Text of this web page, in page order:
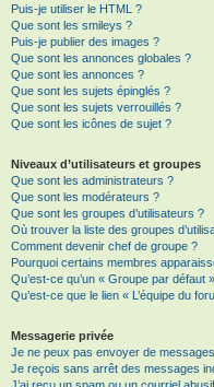
Puis-je utiliser le HTML ?
Que sont les smileys ?
Puis-je publier des images ?
Que sont les annonces globales ?
Que sont les annonces ?
Que sont les sujets épinglés ?
Que sont les sujets verrouillés ?
Que sont les icônes de sujet ?
Niveaux d’utilisateurs et groupes
Que sont les administrateurs ?
Que sont les modérateurs ?
Que sont les groupes d’utilisateurs ?
Où trouver la liste des groupes
Comment devenir chef de groupe ?
Pourquoi certains membres
Qu’est-ce qu’un « Groupe par défaut
Qu’est-ce que le lien « L’équipe du
Messagerie privée
Je ne peux pas envoyer de
Je reçois sans arrêt des messages